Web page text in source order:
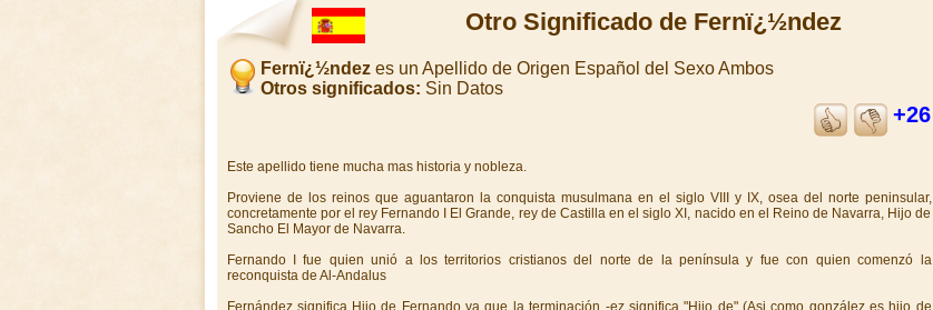
Otro Significado de Fernï¿½ndez
Fernï¿½ndezes un Apellido de Origen Español del Sexo Ambos
Otros significados: Sin Datos
+26
Este apellido tiene mucha mas historia y nobleza.
Proviene de los reinos que aguantaron la conquista musulmana en el siglo VIII y IX, osea del norte peninsular,
concretamente por el rey Fernando I El Grande, rey de Castilla en el siglo XI, nacido en el Reino de Navarra, Hijo de
Sancho El Mayor de Navarra.
Fernando I fue quien unió a los territorios cristianos del norte de la península y fue con quien comenzó la
reconquista de Al-Andalus
Fernández significa Hijo de Fernando ya que la terminación -ez significa "Hijo de" (Asi como gonzález es hijo de